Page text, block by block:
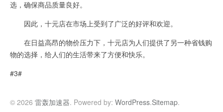
选，确保商品质量良好。
因此，十元店在市场上受到了广泛的好评和欢迎。
在日益高昂的物价压力下，十元店为人们提供了另一种省钱购
物的选择，给人们的生活带来了方便和快乐。
#3#
© 2026 雷轰加速器. Powered by: WordPress.Sitemap.